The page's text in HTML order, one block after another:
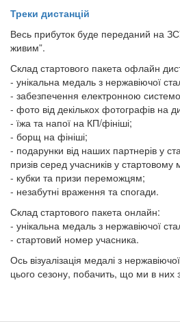
Треки дистанцій
Весь прибуток буде переданий на
живим”.
Склад стартового пакета офлайн
- унікальна медаль з нержавіючої
- забезпечення електронною
- фото від декількох фотографів на
- їжа та напої на КП/фініші;
- борщ на фініші;
- подарунки від наших партнерів у
призів серед учасників у стартовому
- кубки та призи переможцям;
- незабутні враження та спогади.
Склад стартового пакета онлайн:
- унікальна медаль з нержавіючої
- стартовий номер учасника.
Ось візуалізація медалі з
цього сезону, побачить, що ми в них